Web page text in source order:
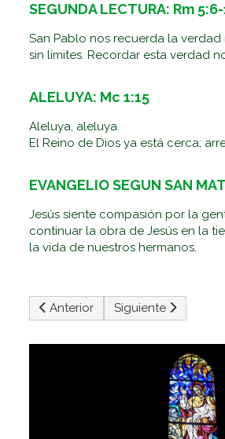
SEGUNDA LECTURA: Rm 5:6-
San Pablo nos recuerda la
sin límites. Recordar esta verdad
ALELUYA: Mc 1:15
Aleluya, aleluya.
El Reino de Dios ya está cerca;
EVANGELIO SEGUN SAN
Jesús siente compasión por la
continuar la obra de Jesús en la
la vida de nuestros hermanos.
Artículo anterior: Duodécimo
Anterior Artículo siguiente:
Siguiente